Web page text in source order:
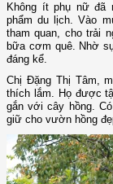
Không ít phụ nữ đã
phẩm du lịch. Vào
tham quan, cho trải
bữa cơm quê. Nhờ
đáng kể.
Chị Đặng Thị Tâm,
thích lắm. Họ được
gắn với cây hồng.
giữ cho vườn hồng